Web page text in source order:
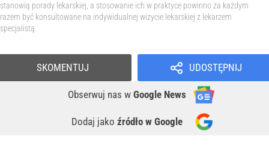
stanowią porady lekarskiej, a stosowanie ich w praktyce powinno za każdym
razem być konsultowane na indywidualnej wizycie lekarskiej z lekarzem
specjalistą.
UDOSTĘPNIJ
Obserwuj nas w Google News
Dodaj jako źródło w Google
SKOMENTUJ